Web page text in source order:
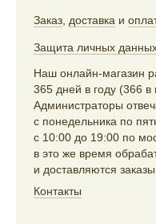
Заказ доставка и
Защита личных
Наш онлайн-магазин
365 дней в году (366 в
Администраторы
с понедельника по
с 10:00 до 19:00 по
в это же время
и доставляются заказы.
Контакты